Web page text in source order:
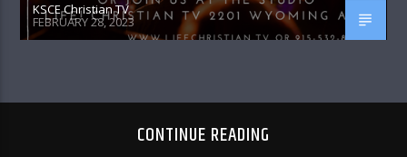
KSCE Christian TV
FEBRUARY 28, 2023
CONTINUE READING